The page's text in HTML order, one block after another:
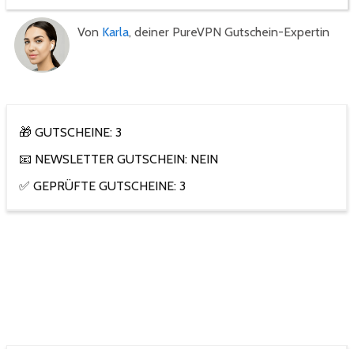
Von Karla, deiner PureVPN Gutschein-Expertin
🎁 GUTSCHEINE: 3
📧 NEWSLETTER GUTSCHEIN: NEIN
✅ GEPRÜFTE GUTSCHEINE: 3